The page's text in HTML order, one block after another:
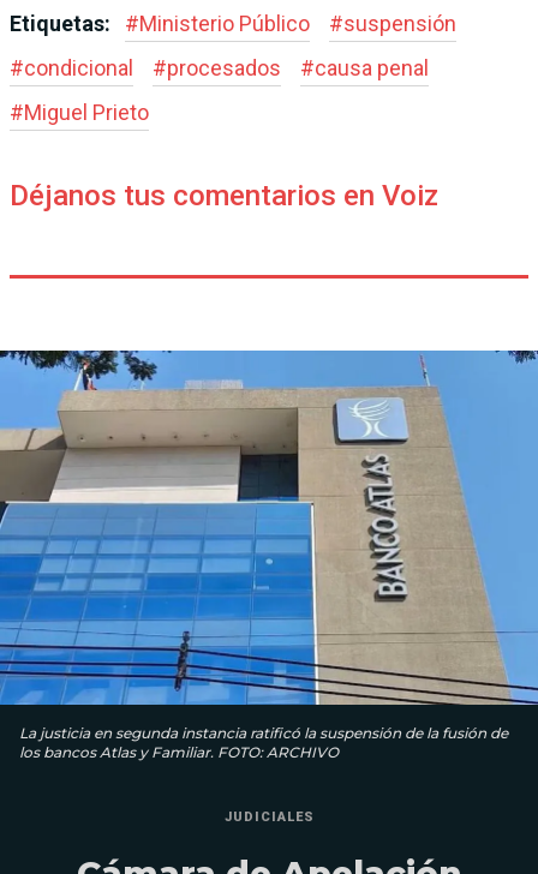
Etiquetas: #Ministerio Público #suspensión
#condicional #procesados #causa penal
#Miguel Prieto
Déjanos tus comentarios en Voiz
La justicia en segunda instancia ratificó la suspensión de la fusión de
los bancos Atlas y Familiar. FOTO: ARCHIVO
JUDICIALES